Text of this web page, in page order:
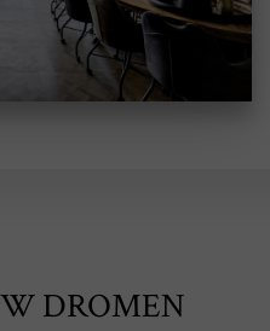
DROMEN